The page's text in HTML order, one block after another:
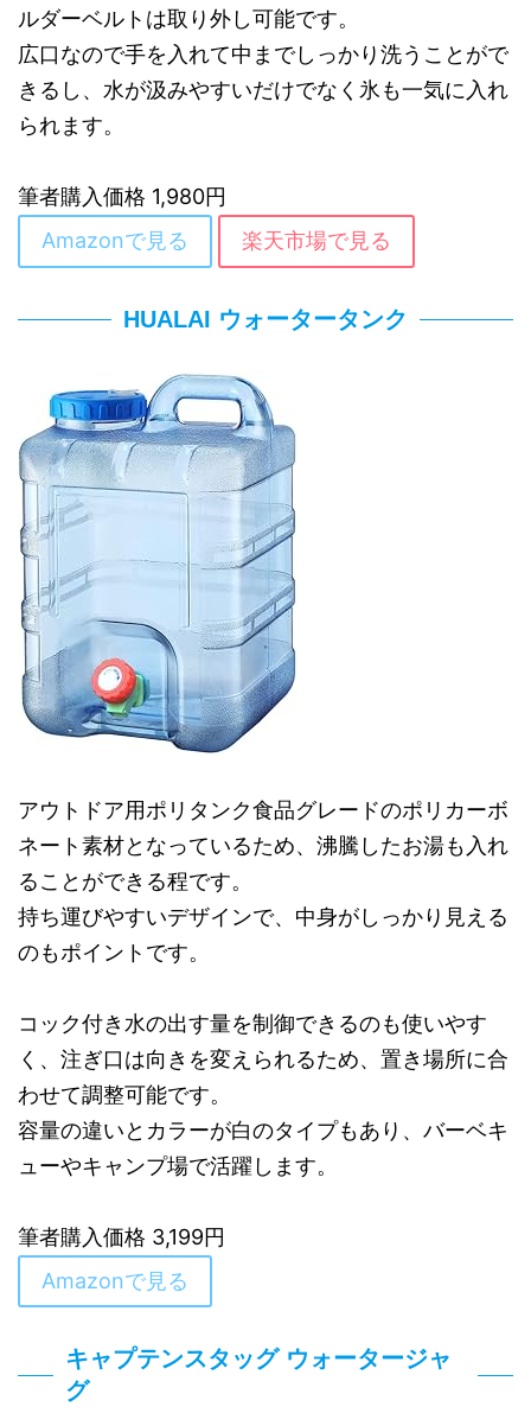
ルダーベルトは取り外し可能です。
広口なので手を入れて中までしっかり洗うことがで
きるし、水が汲みやすいだけでなく氷も一気に入れ
られます。
筆者購入価格 1,980円
Amazonで見る
楽天市場で見る
HUALAI ウォータータンク
アウトドア用ポリタンク食品グレードのポリカーボ
ネート素材となっているため、沸騰したお湯も入れ
ることができる程です。
持ち運びやすいデザインで、中身がしっかり見える
のもポイントです。
コック付き水の出す量を制御できるのも使いやす
く、注ぎ口は向きを変えられるため、置き場所に合
わせて調整可能です。
容量の違いとカラーが白のタイプもあり、バーベキ
ューやキャンプ場で活躍します。
筆者購入価格 3,199円
Amazonで見る
キャプテンスタッグ ウォータージャ
グ